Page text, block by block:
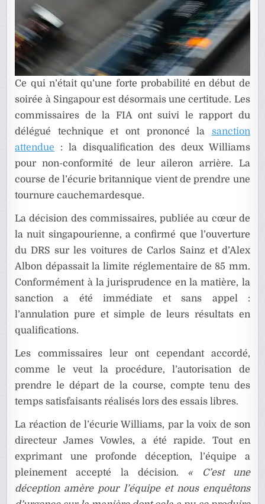
Ce qui n’était qu’une forte probabilité en début de
soirée à Singapour est désormais une certitude. Les
commissaires de la FIA ont suivi le rapport du
délégué technique et ont prononcé la sanction
attendue : la disqualification des deux Williams
pour non-conformité de leur aileron arrière. La
course de l’écurie britannique vient de prendre une
tournure cauchemardesque.
La décision des commissaires, publiée au cœur de
la nuit singapourienne, a confirmé que l’ouverture
du DRS sur les voitures de Carlos Sainz et d’Alex
Albon dépassait la limite réglementaire de 85 mm.
Conformément à la jurisprudence en la matière, la
sanction a été immédiate et sans appel :
l’annulation pure et simple de leurs résultats en
qualifications.
Les commissaires leur ont cependant accordé,
comme le veut la procédure, l’autorisation de
prendre le départ de la course, compte tenu des
temps satisfaisants réalisés lors des essais libres.
La réaction de l’écurie Williams, par la voix de son
directeur James Vowles, a été rapide. Tout en
exprimant une profonde déception, l’équipe a
pleinement accepté la décision. « C’est une
déception amère pour l’équipe et nous enquêtons